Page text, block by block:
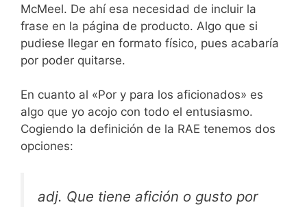
McMeel. De ahí esa necesidad de incluir la
frase en la página de producto. Algo que si
pudiese llegar en formato físico, pues acabaría
por poder quitarse.
En cuanto al «Por y para los aficionados» es
algo que yo acojo con todo el entusiasmo.
Cogiendo la definición de la RAE tenemos dos
opciones:
adj. Que tiene afición o gusto por